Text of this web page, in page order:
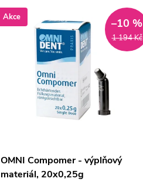
Akce
1 194 Kč
–10 %
OMNI Compomer - výplňový
materiál, 20x0,25g